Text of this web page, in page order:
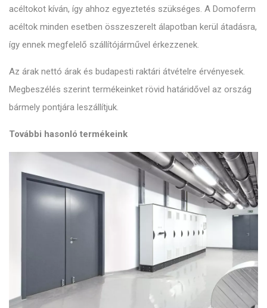
acéltokot kíván, így ahhoz egyeztetés szükséges. A Domoferm
acéltok minden esetben összeszerelt álapotban kerül átadásra,
így ennek megfelelő szállítójárművel érkezzenek.
Az árak nettó árak és budapesti raktári átvételre érvényesek.
Megbeszélés szerint termékeinket rövid határidővel az ország
bármely pontjára leszállítjuk.
További hasonló termékeink